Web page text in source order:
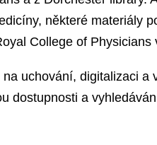
některé materiály
College of Physicians
uchování, digitalizaci a
dostupnosti a